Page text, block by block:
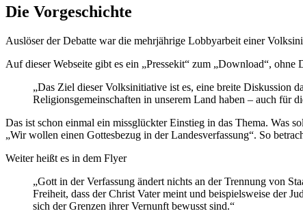
Die Vorgeschichte
Auslöser der Debatte war die mehrjährige Lobbyarbeit einer
Auf dieser Webseite gibt es ein „Pressekit“ zum „Download“,
„Das Ziel dieser Volksinitiative ist es, eine breite Diskussion
Religionsgemeinschaften in unserem Land haben – auch für
Das ist schon einmal ein missglückter Einstieg in das Thema. Was
„Wir wollen einen Gottesbezug in der Landesverfassung“. So
Weiter heißt es in dem Flyer
„Gott in der Verfassung ändert nichts an der Trennung von
Freiheit, dass der Christ Vater meint und beispielsweise der
sich der Grenzen ihrer Vernunft bewusst sind.“